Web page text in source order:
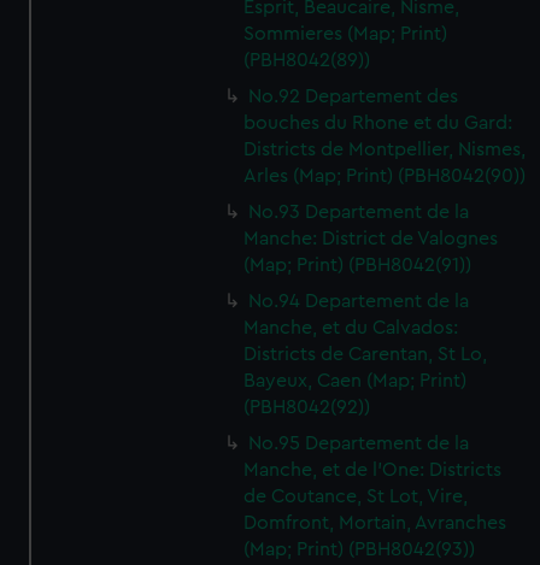
Esprit, Beaucaire, Nisme,
Sommieres (Map; Print)
(PBH8042(89))
No.92 Departement des
bouches du Rhone et du Gard:
Districts de Montpellier, Nismes,
Arles (Map; Print) (PBH8042(90))
No.93 Departement de la
Manche: District de Valognes
(Map; Print) (PBH8042(91))
No.94 Departement de la
Manche, et du Calvados:
Districts de Carentan, St Lo,
Bayeux, Caen (Map; Print)
(PBH8042(92))
No.95 Departement de la
Manche, et de l'One: Districts
de Coutance, St Lot, Vire,
Domfront, Mortain, Avranches
(Map; Print) (PBH8042(93))